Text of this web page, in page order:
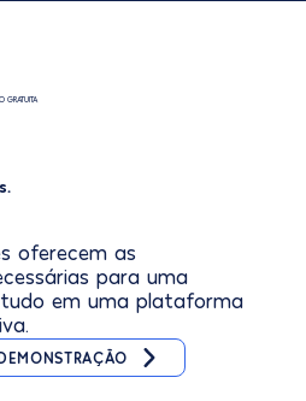
oferecem as
para uma
em uma plataforma
GRATUITA